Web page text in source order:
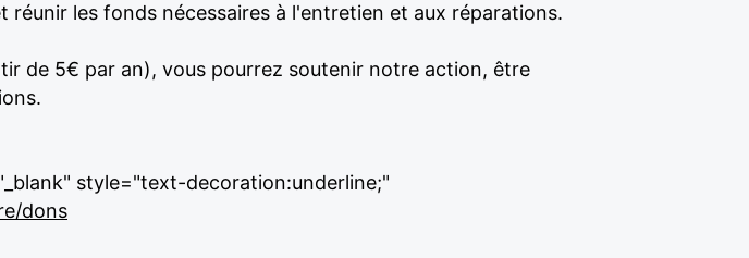
les fonds nécessaires à l'entretien et aux réparations.
de 5€ par an), vous pourrez soutenir notre action, être
style="text-decoration:underline;"
dons